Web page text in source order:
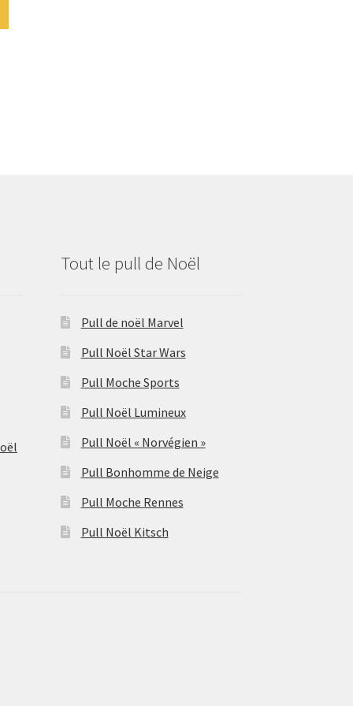
Tout le pull de Noël
Pull de noël Marvel
Pull Noël Star Wars
Pull Moche Sports
Pull Noël Lumineux
Pull Noël « Norvégien »
Pull Bonhomme de Neige
Pull Moche Rennes
Pull Noël Kitsch